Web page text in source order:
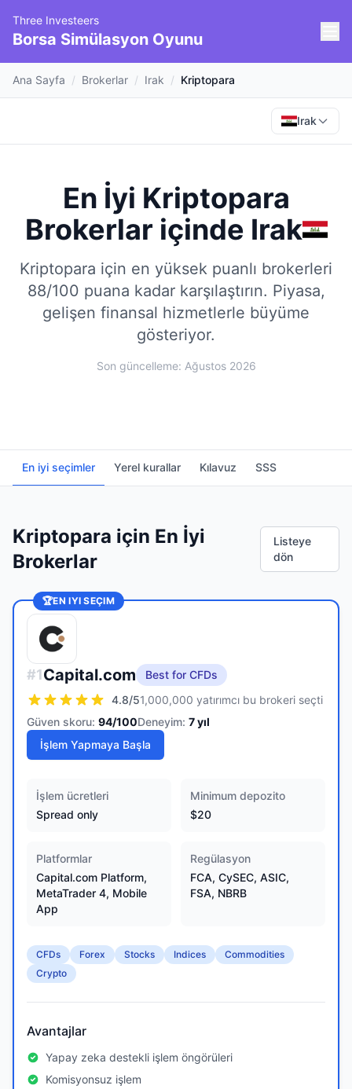
Three Investeers
Borsa Simülasyon Oyunu
Ana Sayfa / Brokerlar / Irak / Kriptopara
Irak
En İyi Kriptopara
Brokerlar içinde Irak
Kriptopara için en yüksek puanlı brokerleri
88/100 puana kadar karşılaştırın. Piyasa,
gelişen finansal hizmetlerle büyüme
gösteriyor.
Son güncelleme: Ağustos 2026
En iyi seçimler Yerel kurallar Kılavuz SSS
Kriptopara için En İyi
Brokerlar
Listeye
dön
🏆EN IYI SEÇIM
#1Capital.com
Best for CFDs
4.8/51,000,000 yatırımcı bu brokeri seçti
Güven skoru: 94/100Deneyim: 7yıl
İşlem Yapmaya Başla
İşlem ücretleri
Spread only
Minimum depozito
$20
Platformlar
Capital.com Platform,
MetaTrader 4, Mobile
App
Regülasyon
FCA, CySEC, ASIC,
FSA, NBRB
CFDs Forex Stocks Indices
Commodities
Crypto
Avantajlar
Yapay zeka destekli işlem öngörüleri
Komisyonsuz işlem